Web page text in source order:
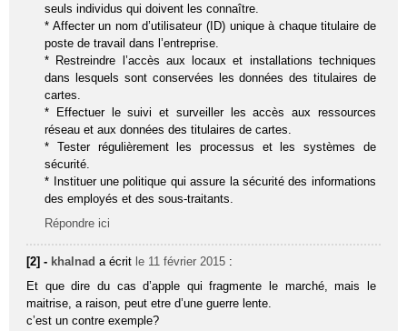
seuls individus qui doivent les connaître.
* Affecter un nom d’utilisateur (ID) unique à chaque titulaire de
poste de travail dans l’entreprise.
* Restreindre l’accès aux locaux et installations techniques
dans lesquels sont conservées les données des titulaires de
cartes.
* Effectuer le suivi et surveiller les accès aux ressources
réseau et aux données des titulaires de cartes.
* Tester régulièrement les processus et les systèmes de
sécurité.
* Instituer une politique qui assure la sécurité des informations
des employés et des sous-traitants.
Répondre ici
[2] - khalnad a écrit le 11 février 2015 :
Et que dire du cas d’apple qui fragmente le marché, mais le
maitrise, a raison, peut etre d’une guerre lente.
c’est un contre exemple?